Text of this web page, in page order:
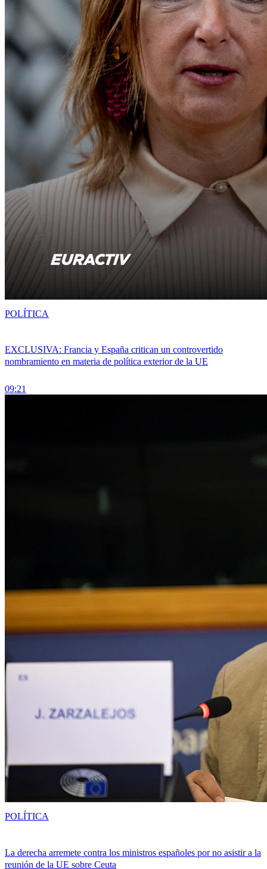
EXCLUSIVA: Francia y España critican un controvertido
nombramiento en materia de política exterior de la UE
09:21
POLÍTICA
La derecha arremete contra los ministros españoles por no asistir a la
reunión de la UE sobre Ceuta
POLÍTICA